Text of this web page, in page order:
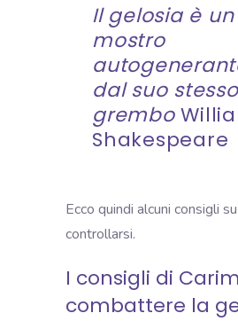
Ilgelosiaè un
mostro
dal suo stesso
grembo
Shakespeare
Ecco quindi alcuni consigli
controllarsi.
I consigli di
combattere la